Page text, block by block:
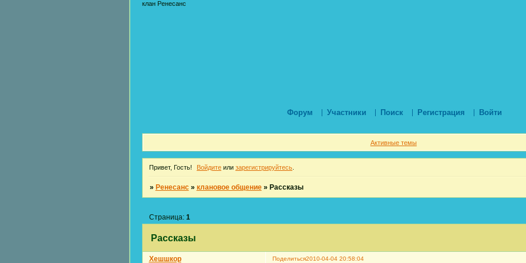
клан Ренесанс
Форум Участники Поиск Регистрация Войти
Активные темы
Привет, Гость! Войдите или зарегистрируйтесь
» Ренесанс » клановое общение » Рассказы
Рассказы
Страница: 1
Поделиться2010-04-04 20:58:04
Хешшкор